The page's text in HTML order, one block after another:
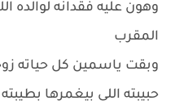
وهون عليه فقدانه لوالده
المقرب
وبقت ياسمين كل حياته
حبيبته اللى بيغمرها